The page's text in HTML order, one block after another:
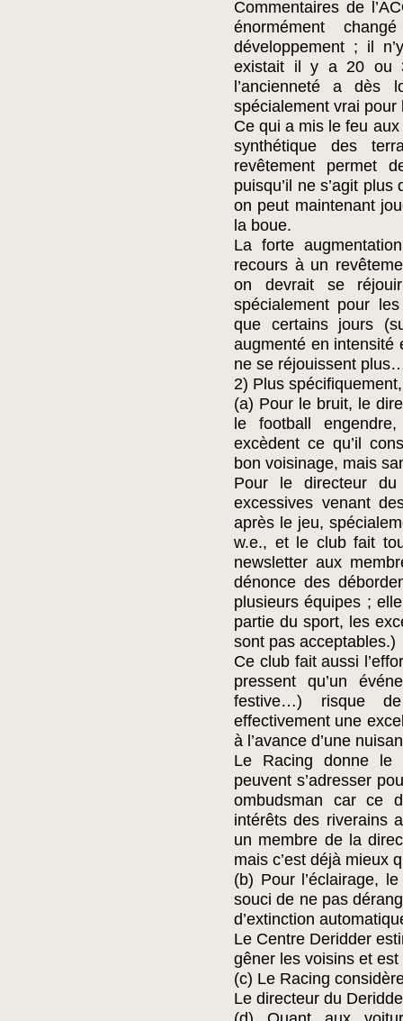
Commentaires de
énormément
développement ; il
existait il y a 20 ou
l’ancienneté a dès
spécialement vrai pour
Ce qui a mis le feu
synthétique des
revêtement permet
puisqu’il ne s’agit
on peut maintenant
la boue.
La forte
recours à un
on devrait se
spécialement pour
que certains jours
augmenté en intensité
ne se réjouissent
2) Plus
(a) Pour le bruit, le
le football
excèdent ce qu’il
bon voisinage, mais
Pour le directeur
excessives venant
après le jeu,
w.e., et le club fait
newsletter aux
dénonce des
plusieurs équipes ;
partie du sport, les
sont pas acceptables.)
Ce club fait aussi
pressent qu’un
festive…) risque
effectivement une
à l’avance d’une
Le Racing donne le
peuvent s’adresser
ombudsman car ce
intérêts des riverains
un membre de la
mais c’est déjà mieux
(b) Pour l’éclairage,
souci de ne pas
d’extinction
Le Centre Deridder
gêner les voisins et
(c) Le Racing
Le directeur du